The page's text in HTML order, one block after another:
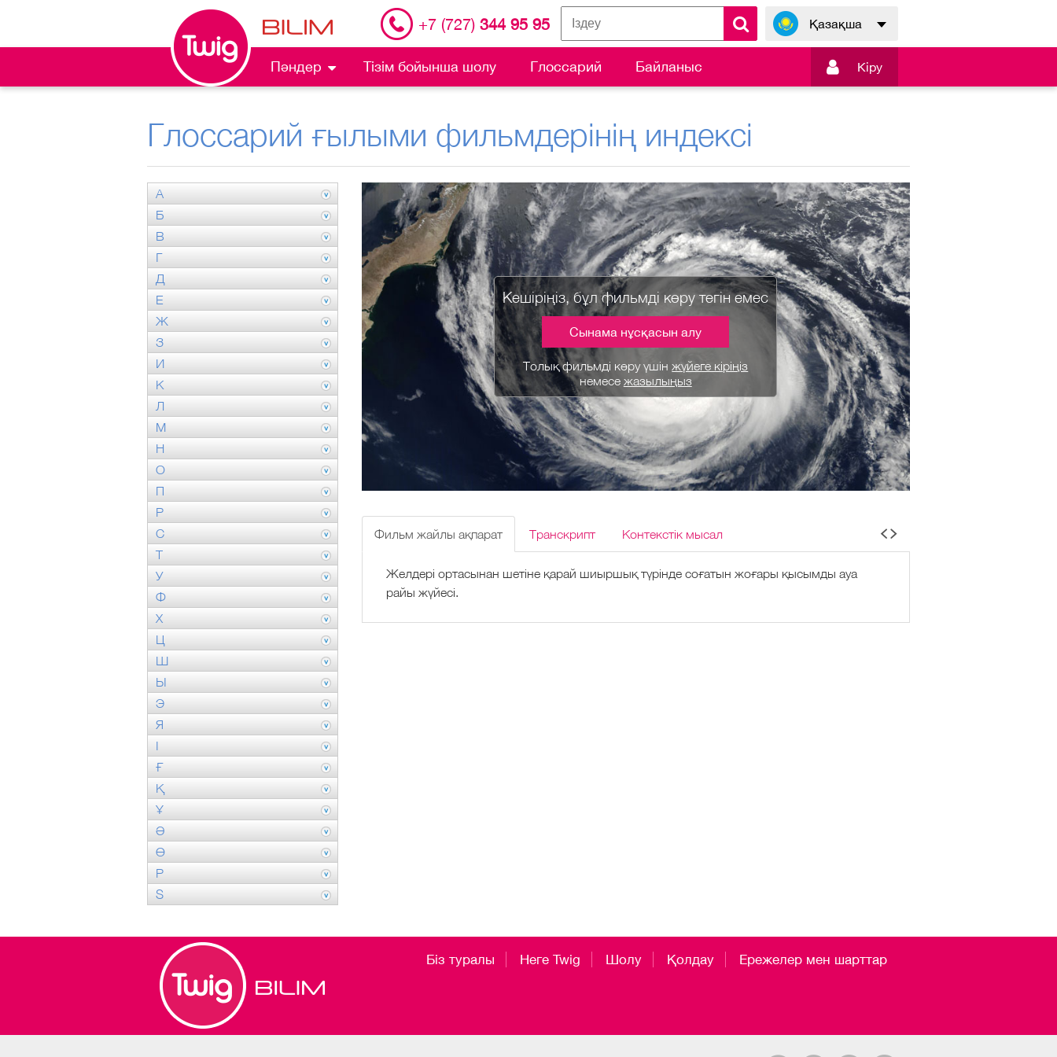
+7 (727) 344 95 95 Қазақша
Пәндер Тізім бойынша шолу Глоссарий Байланыс  Кiру
Глоссарий ғылыми фильмдерінің индексі
А
Б
В
Г
Д
Е
Ж
З
И
К
Л
М
Н
О
П
Р
С
Т
У
Ф
Х
Ц
Ш
Ы
Э
Я
І
Ғ
Қ
Ұ
Ә
Ө
P
S
Кешіріңіз, бұл фильмді көру тегін емес
Сынама нұсқасын алу
Толық фильмді көру үшінжүйеге кіріңіз
немесе жазылыңыз
Фильм жайлы ақпарат Транскрипт Контекстік мысал
Желдері ортасынан шетіне қарай шиыршық түрінде соғатын жоғары қысымды ауа
райы жүйесі.
Біз туралы Неге Twig Шолу Қолдау Ережелер мен шарттар